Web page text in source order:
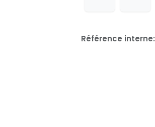
Référence interne: